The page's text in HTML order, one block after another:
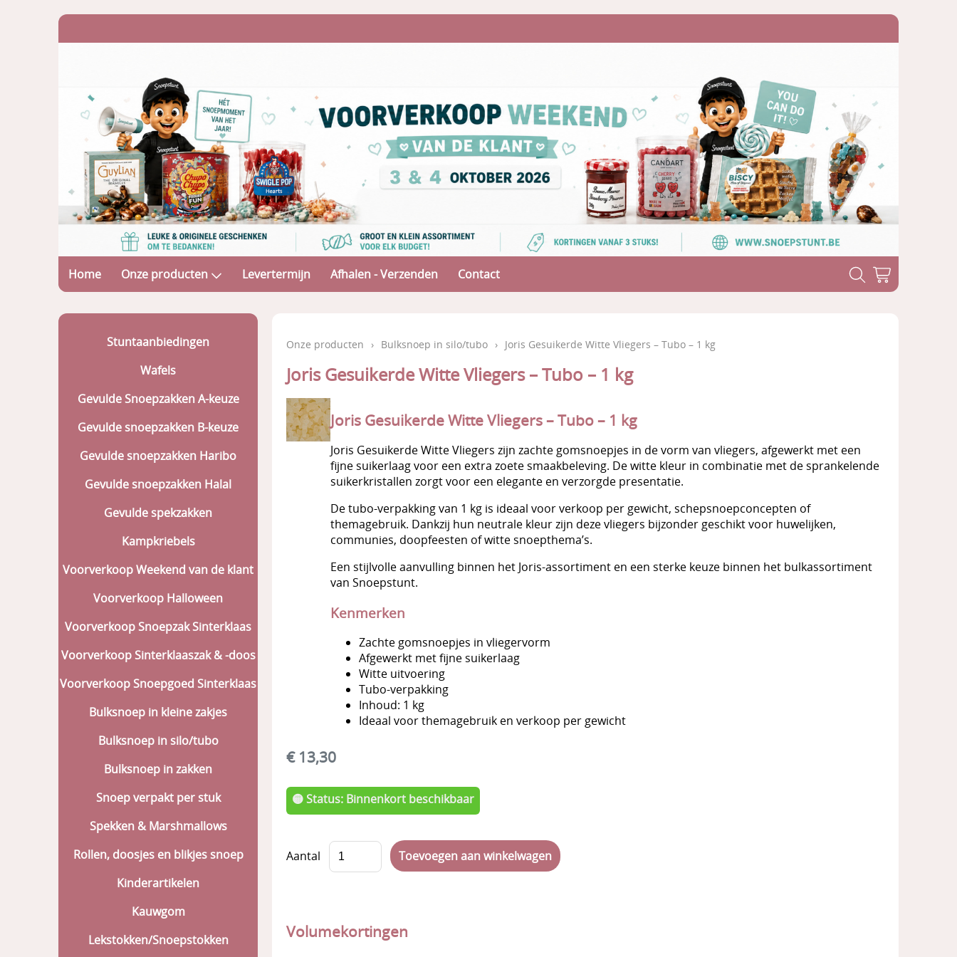
Home Onze producten Levertermijn Afhalen - Verzenden Contact
Stuntaanbiedingen
Wafels
Gevulde Snoepzakken A-keuze
Gevulde snoepzakken B-keuze
Gevulde snoepzakken Haribo
Gevulde snoepzakken Halal
Gevulde spekzakken
Kampkriebels
Voorverkoop Weekend van de klant
Voorverkoop Halloween
Voorverkoop Snoepzak Sinterklaas
Voorverkoop Sinterklaaszak & -doos
Voorverkoop Snoepgoed Sinterklaas
Bulksnoep in kleine zakjes
Bulksnoep in silo/tubo
Bulksnoep in zakken
Snoep verpakt per stuk
Spekken & Marshmallows
Rollen, doosjes en blikjes snoep
Kinderartikelen
Kauwgom
Lekstokken/Snoepstokken
Onze producten › Bulksnoep in silo/tubo › Joris Gesuikerde Witte Vliegers – Tubo – 1 kg
Joris Gesuikerde Witte Vliegers – Tubo – 1 kg
Joris Gesuikerde Witte Vliegers – Tubo – 1 kg
Joris Gesuikerde Witte Vliegers zijn zachte gomsnoepjes in de vorm van vliegers, afgewerkt met een
fijne suikerlaag voor een extra zoete smaakbeleving. De witte kleur in combinatie met de sprankelende
suikerkristallen zorgt voor een elegante en verzorgde presentatie.
De tubo-verpakking van 1 kg is ideaal voor verkoop per gewicht, schepsnoepconcepten of
themagebruik. Dankzij hun neutrale kleur zijn deze vliegers bijzonder geschikt voor huwelijken,
communies, doopfeesten of witte snoepthema’s.
Een stijlvolle aanvulling binnen het Joris-assortiment en een sterke keuze binnen het bulkassortiment
van Snoepstunt.
Kenmerken
Zachte gomsnoepjes in vlieger­vorm
Afgewerkt met fijne suikerlaag
Witte uitvoering
Tubo-verpakking
Inhoud: 1 kg
Ideaal voor themagebruik en verkoop per gewicht
€ 13,30
🟡 Status: Binnenkort beschikbaar
Aantal
Volumekortingen